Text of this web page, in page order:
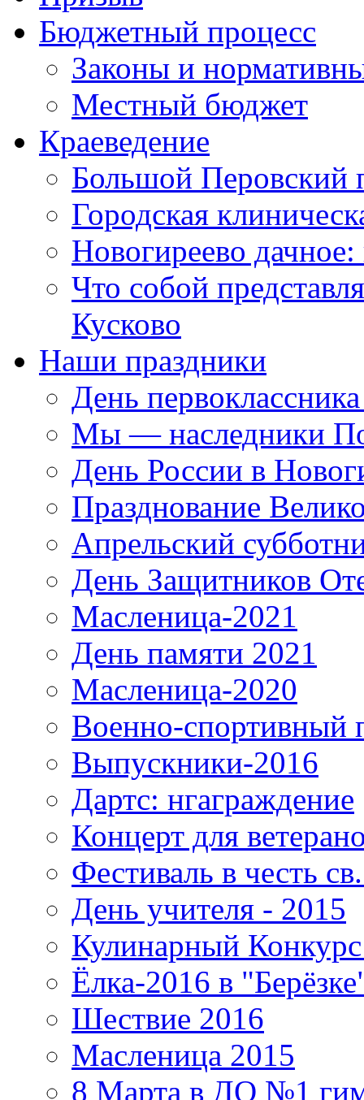
Бюджетный процесс
Законы и
Местный бюджет
Краеведение
Большой Перовский
Городская
Новогиреево дачное:
Что собой
Кусково
Наши праздники
День
Мы — наследники
День России в
Празднование
Апрельский
День Защитников
Масленица-2021
День памяти 2021
Масленица-2020
Военно-спортивный
Выпускники-2016
Дартс: нгаграждение
Концерт для
Фестиваль в честь
День учителя - 2015
Кулинарный
Ёлка-2016 в
Шествие 2016
Масленица 2015
8 Марта в ДО №1